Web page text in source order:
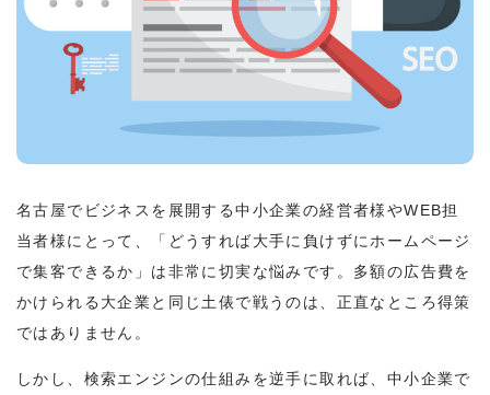
名古屋でビジネスを展開する中小企業の経営者様やWEB担
当者様にとって、「どうすれば大手に負けずにホームページ
で集客できるか」は非常に切実な悩みです。多額の広告費を
かけられる大企業と同じ土俵で戦うのは、正直なところ得策
ではありません。
しかし、検索エンジンの仕組みを逆手に取れば、中小企業で